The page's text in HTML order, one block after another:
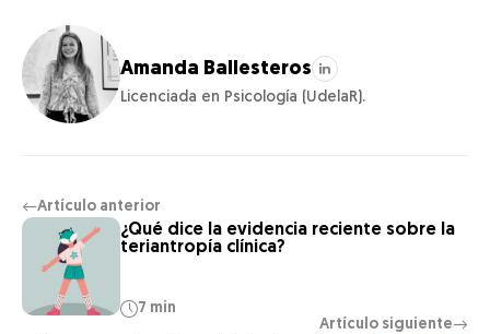
Amanda Ballesteros
Licenciada en Psicología (UdelaR).
←Artículo anterior
¿Qué dice la evidencia reciente sobre la
teriantropía clínica?
7 min
Artículo siguiente→